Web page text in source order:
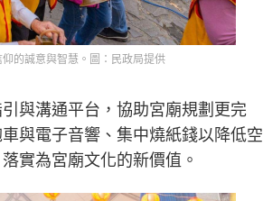
的誠意與智慧。圖：民政局提供
與溝通平台，協助宮廟規劃更完
與電子音響、集中燒紙錢以降低空
實為宮廟文化的新價值。